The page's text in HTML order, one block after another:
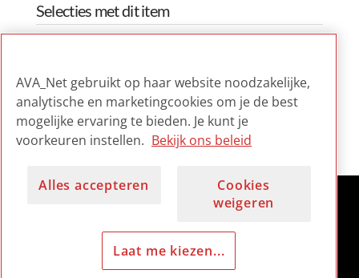
Selecties met dit item
The National Moving Image
Survey Report (Ireland)
AVA_Net gebruikt op haar website noodzakelijke,
analytische en marketingcookies om je de best
mogelijke ervaring te bieden. Je kunt je
voorkeuren instellen. Bekijk ons beleid
Alles accepteren
Cookies
weigeren
Laat me kiezen...